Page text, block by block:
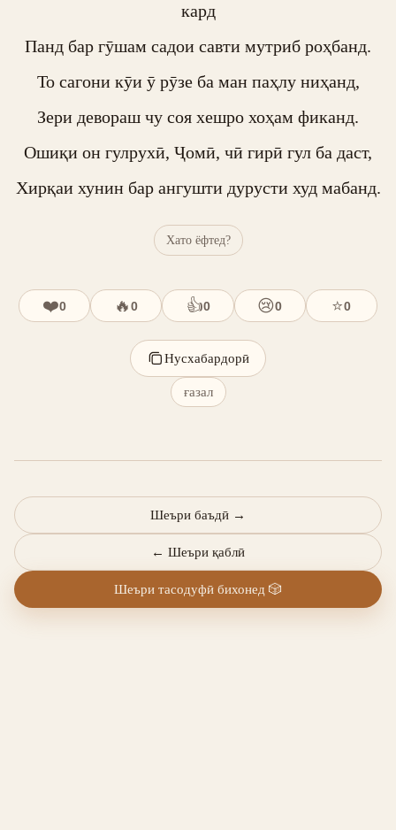
кард
Панд бар гӯшам садои савти мутриб роҳбанд.
То сагони кӯи ӯ рӯзе ба ман паҳлу ниҳанд,
Зери девораш чу соя хешро хоҳам фиканд.
Ошиқи он гулрухӣ, Ҷомӣ, чӣ гирӣ гул ба даст,
Хирқаи хунин бар ангушти дурусти худ мабанд.
Хато ёфтед?
❤️0 🔥0 👍0 😢0 ⭐0
Нусхабардорӣ
ғазал
← Шеъри қаблӣ
Шеъри баъдӣ →
Шеъри тасодуфӣ бихонед 🎲